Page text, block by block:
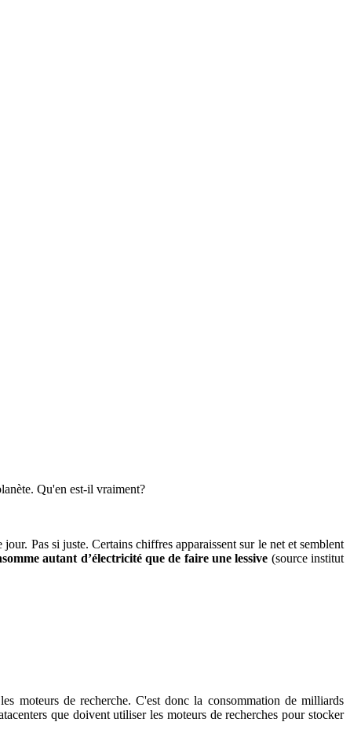
Qu'en est-il vraiment?
Pas si juste. Certains chiffres apparaissent sur le net et semblent
autant d’électricité que de faire une lessive (source institut
moteurs de recherche. C'est donc la consommation de milliards
que doivent utiliser les moteurs de recherches pour stocker